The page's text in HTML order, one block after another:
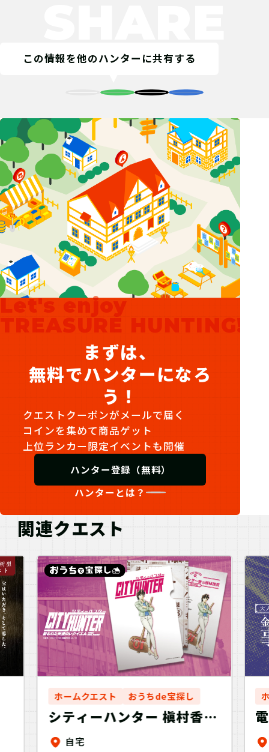
この情報を他のハンターに共有する
Let's enjoy
TREASURE HUNTING!
まずは、
無料でハンターになろ
う！
クエストクーポンがメールで届く
コインを集めて商品ゲット
上位ランカー限定イベントも開催
ハンター登録（無料）
ハンターとは？
関連クエスト
ホームクエスト おうちde宝探し
シティーハンター 槇村香編
『シティーハンター香の極
自宅